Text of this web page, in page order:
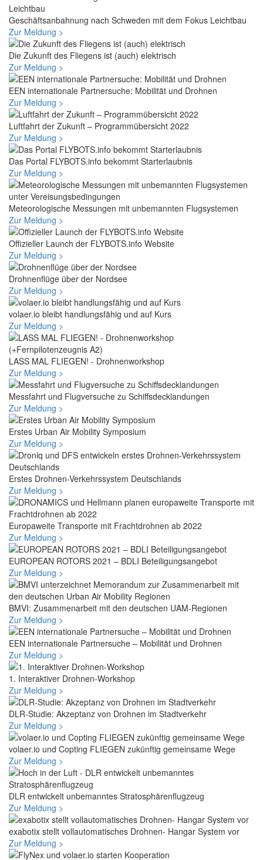
Geschäftsanbahnung nach Schweden mit dem Fokus Leichtbau
Zur Meldung >
Die Zukunft des Fliegens ist (auch) elektrisch
Zur Meldung >
EEN internationale Partnersuche: Mobilität und Drohnen
Zur Meldung >
Luftfahrt der Zukunft – Programmübersicht 2022
Zur Meldung >
Das Portal FLYBOTS.info bekommt Starterlaubnis
Zur Meldung >
Meteorologische Messungen mit unbemannten Flugsystemen
Zur Meldung >
Offizieller Launch der FLYBOTS.info Website
Zur Meldung >
Drohnenflüge über der Nordsee
Zur Meldung >
volaer.io bleibt handlungsfähig und auf Kurs
Zur Meldung >
LASS MAL FLIEGEN! - Drohnenworkshop
Zur Meldung >
Messfahrt und Flugversuche zu Schiffsdecklandungen
Zur Meldung >
Erstes Urban Air Mobility Symposium
Zur Meldung >
Erstes Drohnen-Verkehrssystem Deutschlands
Zur Meldung >
Europaweite Transporte mit Frachtdrohnen ab 2022
Zur Meldung >
EUROPEAN ROTORS 2021 – BDLI Beteiligungsangebot
Zur Meldung >
BMVI: Zusammenarbeit mit den deutschen UAM-Regionen
Zur Meldung >
EEN internationale Partnersuche – Mobilität und Drohnen
Zur Meldung >
1. Interaktiver Drohnen-Workshop
Zur Meldung >
DLR-Studie: Akzeptanz von Drohnen im Stadtverkehr
Zur Meldung >
volaer.io und Copting FLIEGEN zukünftig gemeinsame Wege
Zur Meldung >
DLR entwickelt unbemanntes Stratosphärenflugzeug
Zur Meldung >
exabotix stellt vollautomatisches Drohnen- Hangar System vor
Zur Meldung >